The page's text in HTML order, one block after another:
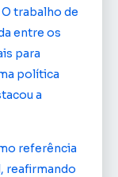
trabalho de
entre os
para
política
a
referência
reafirmando